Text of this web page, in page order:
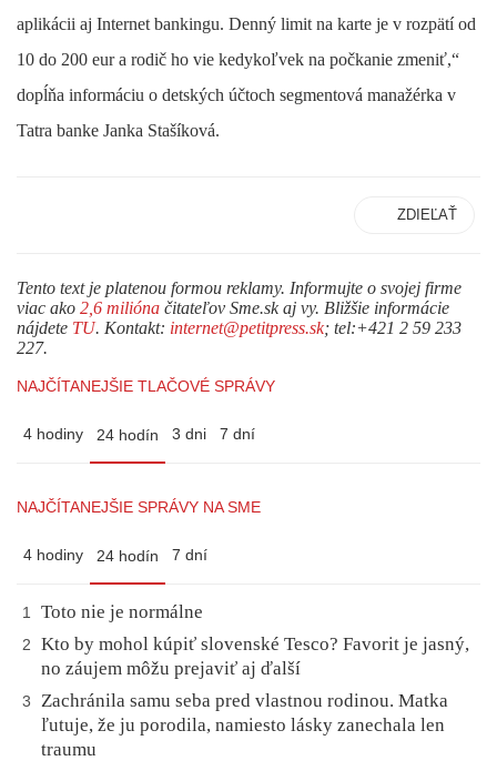
aplikácii aj Internet bankingu. Denný limit na karte je v rozpätí od
10 do 200 eur a rodič ho vie kedykoľvek na počkanie zmeniť,“
dopĺňa informáciu o detských účtoch segmentová manažérka v
Tatra banke Janka Stašíková.
ZDIEĽAŤ
Tento text je platenou formou reklamy. Informujte o svojej firme
viac ako 2,6 milióna čitateľov Sme.sk aj vy. Bližšie informácie
nájdete TU. Kontakt: internet@petitpress.sk; tel:+421 2 59 233
227.
NAJČÍTANEJŠIE TLAČOVÉ SPRÁVY
4 hodiny 24 hodín 3 dni 7 dní
NAJČÍTANEJŠIE SPRÁVY NA SME
4 hodiny 24 hodín 7 dní
1 Toto nie je normálne
2
Kto by mohol kúpiť slovenské Tesco? Favorit je jasný,
no záujem môžu prejaviť aj ďalší
3
Zachránila samu seba pred vlastnou rodinou. Matka
ľutuje, že ju porodila, namiesto lásky zanechala len
traumu